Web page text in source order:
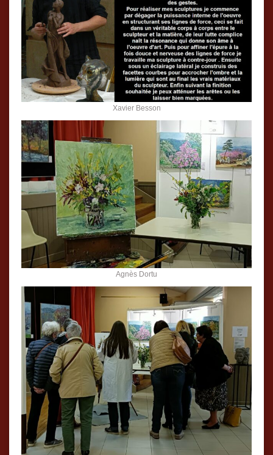
Xavier Besson
Agnès Dortu